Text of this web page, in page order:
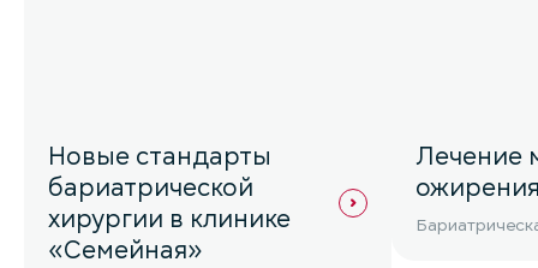
Новые стандарты
бариатрической
хирургии в клинике
«Семейная»
Лечение